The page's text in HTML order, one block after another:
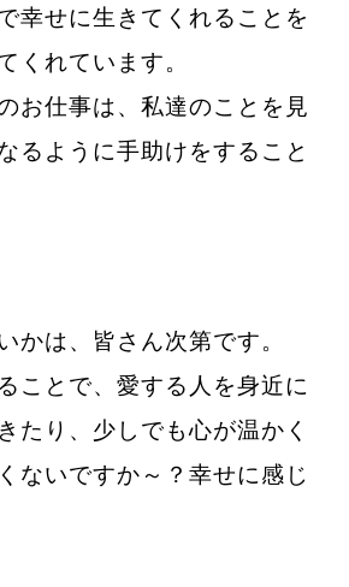
幸せに生きてくれることを
くれています。
お仕事は、私達のことを見
るように手助けをすること
かは、皆さん次第です。
ことで、愛する人を身近に
たり、少しでも心が温かく
ないですか～？幸せに感じ